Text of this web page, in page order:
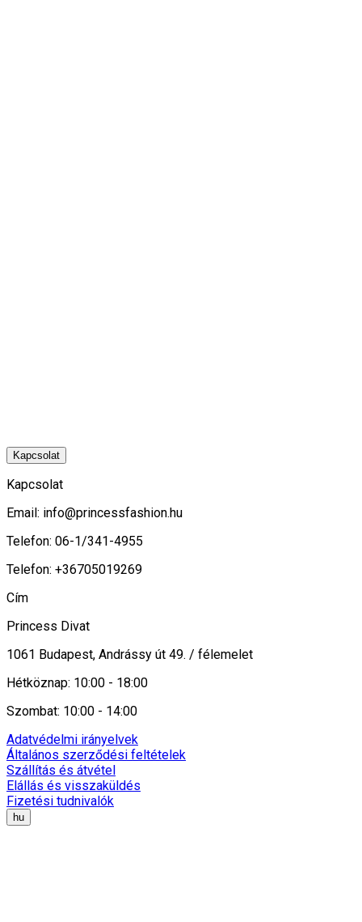
Kapcsolat
Kapcsolat
Email: info@princessfashion.hu
Telefon: 06-1/341-4955
Telefon: +36705019269
Cím
Princess Divat
1061 Budapest, Andrássy út 49. / félemelet
Hétköznap: 10:00 - 18:00
Szombat: 10:00 - 14:00
Adatvédelmi irányelvek
Általános szerződési feltételek
Szállítás és átvétel
Elállás és visszaküldés
Fizetési tudnivalók
hu